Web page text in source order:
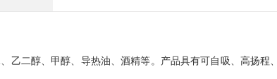
乙二醇、甲醇、导热油、酒精等。产品具有可自吸、高扬程